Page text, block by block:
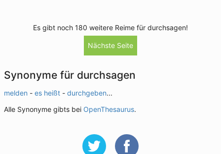
Es gibt noch 180 weitere Reime für durchsagen!
Nächste Seite
Synonyme für durchsagen
melden - es heißt - durchgeben...
Alle Synonyme gibts bei OpenThesaurus.